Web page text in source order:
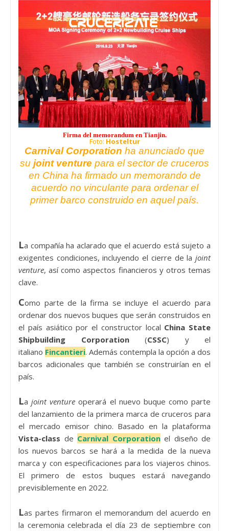
Firma del memorandum en Tianjin.
Foto: Hosteltur
Carnival Corporation ha anunciado que
su joint venture para el sector de cruceros
en China ha firmado un memorando de
acuerdo no vinculante para ordenar el
primer barco construido en aquel país.
La compañía ha aclarado que el acuerdo está sujeto a
exigentes condiciones, incluyendo el cierre de la joint
venture, así como aspectos financieros y otros temas
clave.
Como parte de la firma se incluye el acuerdo para
ordenar dos nuevos buques que serán construidos en
el país asiático por el constructor local China State
Shipbuilding Corporation(CSSC) y el
italiano Fincantieri. Además contempla la opción a dos
barcos adicionales que también se construirían en el
país.
Lajoint venture operará el nuevo buque como parte
del lanzamiento de la primera marca de cruceros para
el mercado emisor chino. Basado en la plataforma
Vista-class de Carnival Corporationel diseño de
los nuevos barcos se hará a la medida de la nueva
marca y con especificaciones para los viajeros chinos.
El primero de estos buques estará navegando
previsiblemente en 2022.
Las partes firmaron el memorandum del acuerdo en
la ceremonia celebrada el día 23 de septiembre con